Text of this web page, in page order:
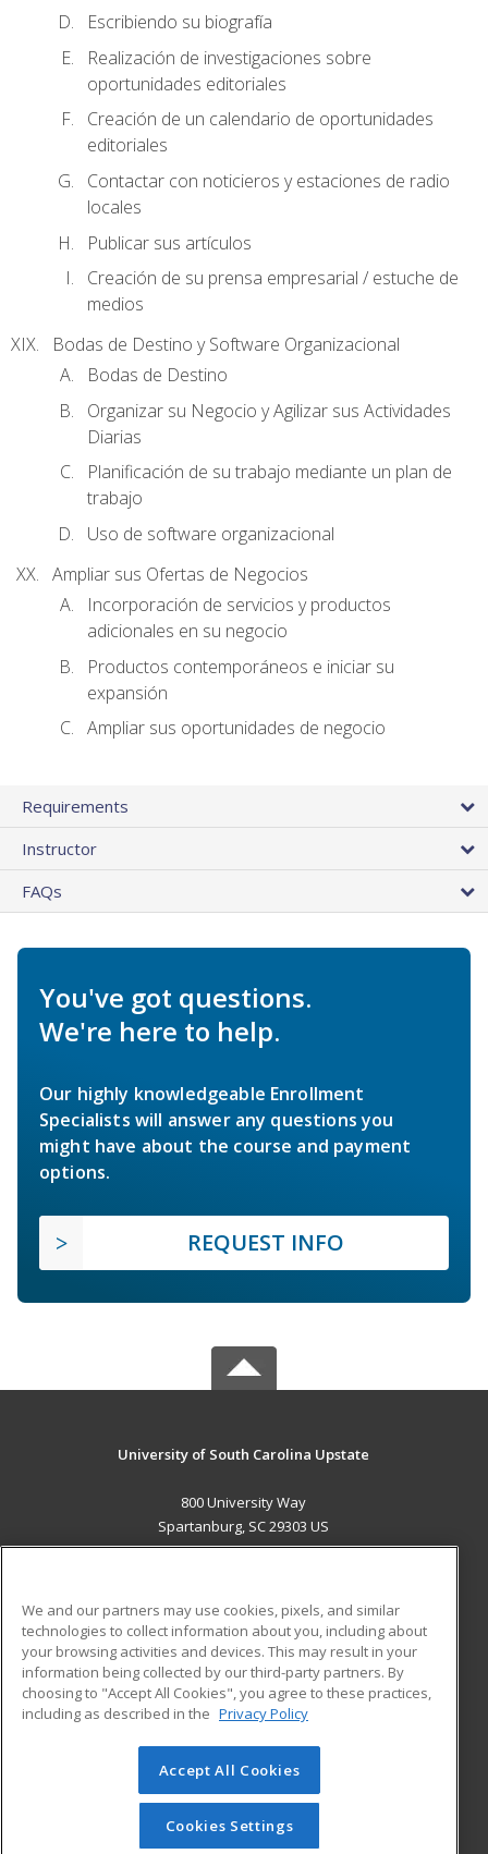
Escribiendo su biografía
Realización de investigaciones sobre
oportunidades editoriales
Creación de un calendario de oportunidades
editoriales
Contactar con noticieros y estaciones de radio
locales
Publicar sus artículos
Creación de su prensa empresarial / estuche de
medios
Bodas de Destino y Software Organizacional
Bodas de Destino
Organizar su Negocio y Agilizar sus Actividades
Diarias
Planificación de su trabajo mediante un plan de
trabajo
Uso de software organizacional
Ampliar sus Ofertas de Negocios
Incorporación de servicios y productos
adicionales en su negocio
Productos contemporáneos e iniciar su
expansión
Ampliar sus oportunidades de negocio
Requirements
Instructor
FAQs
You've got questions.
We're here to help.
Our highly knowledgeable Enrollment
Specialists will answer any questions you
might have about the course and payment
options.
REQUEST INFO
University of South Carolina Upstate
800 University Way
Spartanburg, SC 29303 US
ADDITIONAL RESOURCES
Military
Financial Assistance
Help
Student Blog
© 2026 ed2go, a division of Cengage Learning. All rights
reserved. The material on this site cannot be reproduced or
redistributed unless you have obtained prior written
permission from Cengage Learning.Privacy Policy
We and our partners may use cookies, pixels, and similar
technologies to collect information about you, including about
your browsing activities and devices. This may result in your
information being collected by our third-party partners. By
choosing to "Accept All Cookies", you agree to these practices,
including as described in the Privacy Policy
Accept All Cookies
Cookies Settings